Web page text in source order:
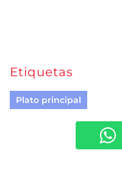
Etiquetas
Plato principal